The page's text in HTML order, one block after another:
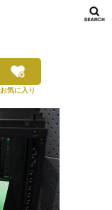
お気に入り